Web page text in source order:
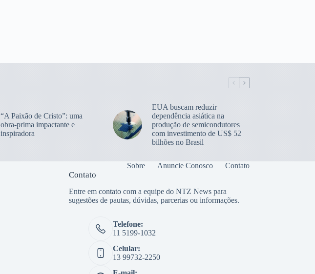
“A Paixão de Cristo”: uma
obra-prima impactante e
inspiradora
EUA buscam reduzir
dependência asiática na
produção de semicondutores
com investimento de US$ 52
bilhões no Brasil
Sobre Anuncie Conosco Contato
Contato
Entre em contato com a equipe do NTZ News para
sugestões de pautas, dúvidas, parcerias ou informações.
Telefone:
11 5199-1032
Celular:
13 99732-2250